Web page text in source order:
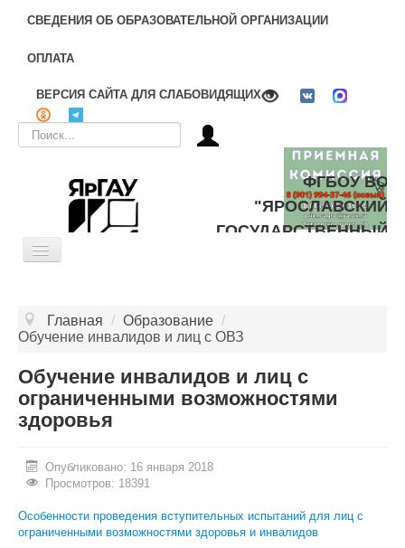
СВЕДЕНИЯ ОБ ОБРАЗОВАТЕЛЬНОЙ ОРГАНИЗАЦИИ
ОПЛАТА
ВЕРСИЯ САЙТА ДЛЯ СЛАБОВИДЯЩИХ
Искать...
ФГБОУ ВО
"ЯРОСЛАВСКИЙ
ГОСУДАРСТВЕННЫЙ
Toggle
ЦЕЛЕВОЕ ОБУЧЕНИЕ
БИБЛИОТЕКА
ИНОСТРАННЫМ ГРАЖДАНАМ
#БЕРЕГИЗДОРОВЬЕ
КОНКУРСНЫЕ СПИСКИ
Главная / Образование /
Обучение инвалидов и лиц с ОВЗ
Обучение инвалидов и лиц с
ограниченными возможностями
здоровья
Опубликовано: 16 января 2018
Просмотров: 18391
Особенности проведения вступительных испытаний для лиц с
ограниченными возможностями здоровья и инвалидов